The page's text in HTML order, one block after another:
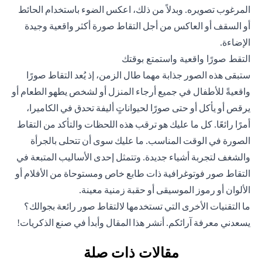
المرغوب تصويره. وبدلاً من ذلك، اعكس الضوء باستخدام الحائط
أو السقف أو العاكس من أجل التقاط صورة أكثر واقعية وجيدة
الإضاءة.
التقط صورًا واقعية واستمتع بوقتك
ستبقى هذه الصور جذابة مهما طال الزمن، إذ يُعد التقاط صورًا
واقعيةً للأطفال في جميع أرجاء المنزل أو لشخص يطهو الطعام أو
يرقص أو يأكل أو حتى صورًا لحيواناتٍ أليفة تحدق في الكاميرا،
أمرًا رائعًا. كل ما عليك هو ترقب هذه اللحظات والتأكد من التقاط
الصورة في الوقت المناسب. ما عليك سوى أن تتحلى بالجرأة
والشغف لتجربة أشياء جديدة. وتتمثل إحدى الأساليب المتبعة في
التقاط صور فوتوغرافية ذات طابع خاص ومستوحاة من الأفلام أو
الألوان أو رموز الموسيقى أو حقبة زمنية معينة.
ما التقنيات الأخرى التي تستخدمها لالتقاط صور رائعة بجوالك؟
يسعدني معرفة آرائكم. أنشر هذا المقال وأبدأ في صنع الذكريات!
مقالات ذات صلة